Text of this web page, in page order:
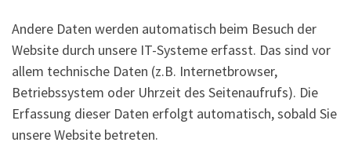
Andere Daten werden automatisch beim Besuch der
Website durch unsere IT-Systeme erfasst. Das sind vor
allem technische Daten (z.B. Internetbrowser,
Betriebssystem oder Uhrzeit des Seitenaufrufs). Die
Erfassung dieser Daten erfolgt automatisch, sobald Sie
unsere Website betreten.